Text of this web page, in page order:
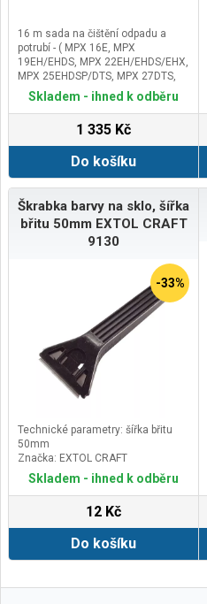
16 m sada na čištění odpadu a
potrubí - ( MPX 16E, MPX
19EH/EHDS, MPX 22EH/EHDS/EHX,
MPX 25EHDSP/DTS, MPX 27DTS,
MPX 30EHB, MPX 160C/CK )Jedná
se o 16 metrovou sadu na čištění
Michelin MPX 16E, MPX 19EH, MPX
19EHDS, MPX 22EH, MPX 22EHDS,
MPX 22EHX, MPX 25EHDSP, MPX
25DTS, MPX 27DTS, MPX 30EHB,
MPX 160C a MPX 160CK. Případné
bezpečnostní pokyny, výstrahy a
upozornění jsou součástí návodu k
obsluze.Kontaktní údaje výrobce /
dovozce / zplnomocněného
ReverberiVia Aldo Moro 40, 41030
infoar@annovireverberi.it
Skladem - ihned k odběru
1 335 Kč
Do košíku
Škrabka barvy na sklo, šířka
břitu 50mm EXTOL CRAFT
9130
-33%
Technické parametry: šířka břitu
50mm
Značka: EXTOL CRAFT
Skladem - ihned k odběru
12 Kč
Do košíku